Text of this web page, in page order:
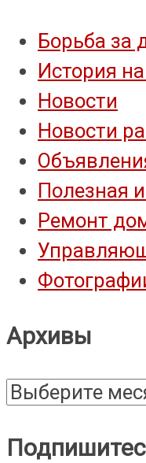
Борьба за
История
Новости
Новости
Полезная
Ремонт
Архивы
Архивы